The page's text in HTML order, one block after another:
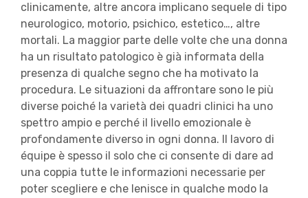
clinicamente, altre ancora implicano sequele di tipo
neurologico, motorio, psichico, estetico…, altre
mortali. La maggior parte delle volte che una donna
ha un risultato patologico è già informata della
presenza di qualche segno che ha motivato la
procedura. Le situazioni da affrontare sono le più
diverse poiché la varietà dei quadri clinici ha uno
spettro ampio e perché il livello emozionale è
profondamente diverso in ogni donna. Il lavoro di
équipe è spesso il solo che ci consente di dare ad
una coppia tutte le informazioni necessarie per
poter scegliere e che lenisce in qualche modo la